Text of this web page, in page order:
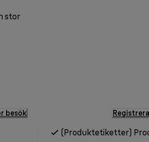
stor
besök
(Produktetiketter)